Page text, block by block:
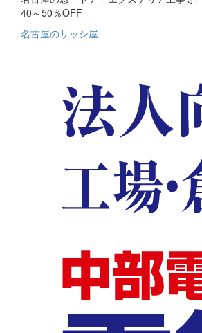
40～50％OFF
名古屋のサッシ屋